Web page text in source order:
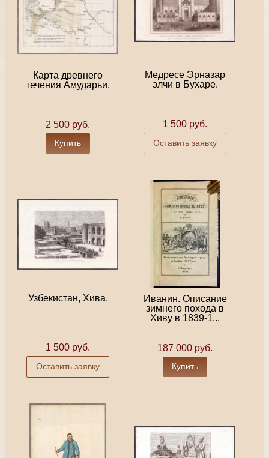
Карта древнего
течения Амударьи.
2 500 руб.
Купить
Медресе Эрназар
элчи в Бухаре.
1 500 руб.
Оставить заявку
Узбекистан, Хива.
1 500 руб.
Оставить заявку
Иванин. Описание
зимнего похода в
Хиву в 1839-1...
187 000 руб.
Купить